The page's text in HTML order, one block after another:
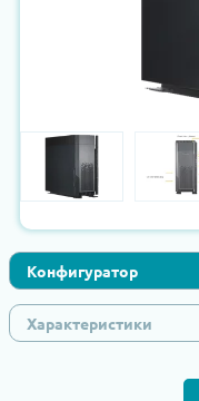
Конфигуратор
Характеристики